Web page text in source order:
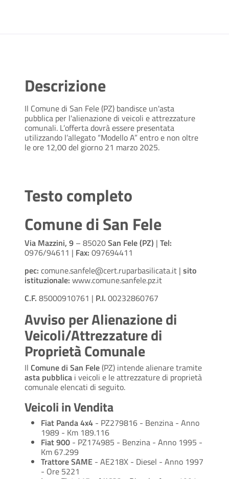
Descrizione
Il Comune di San Fele (PZ) bandisce un'asta
pubblica per l'alienazione di veicoli e attrezzature
comunali. L’offerta dovrà essere presentata
utilizzando l’allegato “Modello A” entro e non oltre
le ore 12,00 del giorno 21 marzo 2025.
Testo completo
Comune di San Fele
Via Mazzini, 9 – 85020San Fele (PZ) | Tel:
0976/94611 | Fax: 097694411
pec: comune.sanfele@cert.ruparbasilicata.it | sito
istituzionale: www.comune.sanfele.pz.it
C.F. 85000910761 | P.I. 00232860767
Avviso per Alienazione di
Veicoli/Attrezzature di
Proprietà Comunale
Il Comune di San Fele(PZ) intende alienare tramite
asta pubblica i veicoli e le attrezzature di proprietà
comunale elencati di seguito.
Veicoli in Vendita
Fiat Panda 4x4 - PZ279816 - Benzina - Anno
1989 - Km 189.116
Fiat 900 - PZ174985 - Benzina - Anno 1995 -
Km 67.299
Trattore SAME - AE218X - Diesel - Anno 1997
- Ore 5221